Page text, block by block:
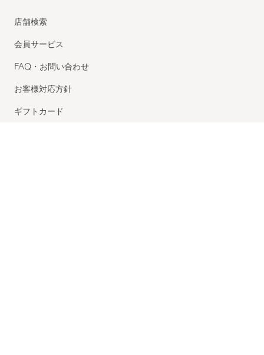
店舗検索
会員サービス
FAQ・お問い合わせ
お客様対応方針
ギフトカード